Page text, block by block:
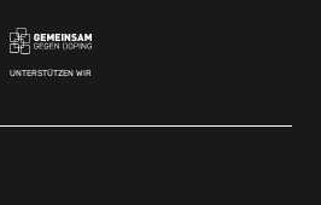
UNTERSTÜTZEN WIR